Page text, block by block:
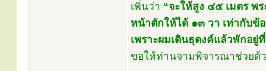
เพิ่นว่า “จะให้สูง ๔๕ เมตร พ
หน้าตักให้ได้ ๑๓ วา เท่ากับข้
เพราะผมเดินธุดงค์แล้วพักอ
ขอให้ท่านจามพิจารณาช่วยด้